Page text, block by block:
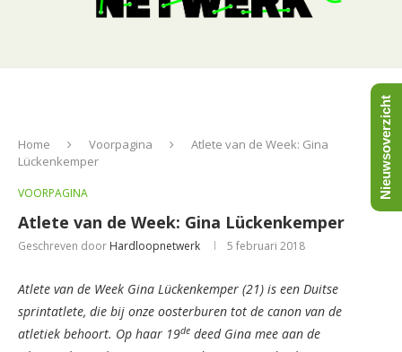
Home Voorpagina
Atlete van de Week: Gina
Lückenkemper
VOORPAGINA
Atlete van de Week: Gina Lückenkemper
Geschreven door Hardloopnetwerk 5 februari 2018
Atlete van de Week Gina Lückenkemper (21) is een Duitse
sprintatlete, die bij onze oosterburen tot de canon van de
atletiek behoort. Op haar 19de deed Gina mee aan de
Nieuwsoverzicht